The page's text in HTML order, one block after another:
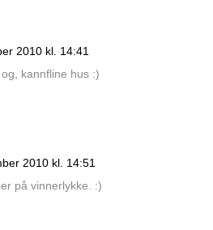
2010 kl. 14:41
kannfline hus :)
2010 kl. 14:51
på vinnerlykke. :)